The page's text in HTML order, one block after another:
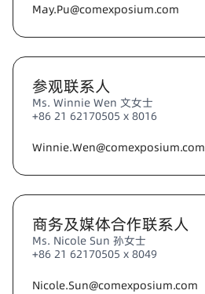
May.Pu@comexposium.com
参观联系人
Ms. Winnie Wen 文女士
+86 21 62170505 x 8016
Winnie.Wen@comexposium.com
商务及媒体合作联系人
Ms. Nicole Sun 孙女士
+86 21 62170505 x 8049
Nicole.Sun@comexposium.com